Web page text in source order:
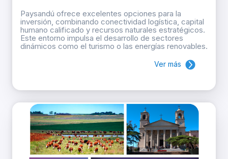
Paysandú ofrece excelentes opciones para la
inversión, combinando conectividad logística, capital
humano calificado y recursos naturales estratégicos.
Este entorno impulsa el desarrollo de sectores
dinámicos como el turismo o las energías renovables.
Ver más